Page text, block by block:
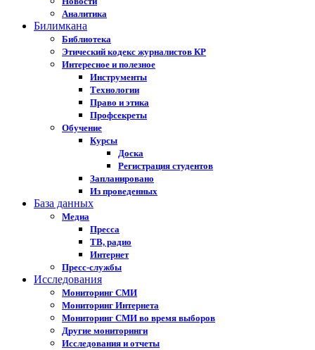
Аналитика
Билимкана
Библиотека
Этический кодекс журналистов КР
Интересное и полезное
Инструменты
Технологии
Право и этика
Профсекреты
Обучение
Курсы
Доска
Регистрация студентов
Запланировано
Из проведенных
База данных
Медиа
Пресса
ТВ, радио
Интернет
Пресс-службы
Исследования
Мониторинг СМИ
Мониторинг Интернета
Мониторинг СМИ во время выборов
Другие мониторинги
Исследования и отчеты